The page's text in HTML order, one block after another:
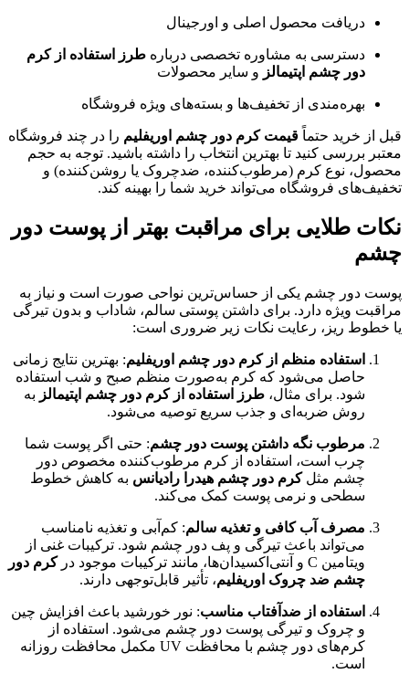
دریافت محصول اصلی و اورجینال
دسترسی به مشاوره تخصصی درباره طرز استفاده از کرم
دور چشم اپتیمالز و سایر محصولات
بهره‌مندی از تخفیف‌ها و بسته‌های ویژه فروشگاه
قبل از خرید حتماً قیمت کرم دور چشم اوریفلیم را در چند فروشگاه
معتبر بررسی کنید تا بهترین انتخاب را داشته باشید. توجه به حجم
محصول، نوع کرم (مرطوب‌کننده، ضدچروک یا روشن‌کننده) و
تخفیف‌های فروشگاه می‌تواند خرید شما را بهینه کند.
نکات طلایی برای مراقبت بهتر از پوست دور
چشم
پوست دور چشم یکی از حساس‌ترین نواحی صورت است و نیاز به
مراقبت ویژه دارد. برای داشتن پوستی سالم، شاداب و بدون تیرگی
یا خطوط ریز، رعایت نکات زیر ضروری است:
استفاده منظم از کرم دور چشم اوریفلیم: بهترین نتایج زمانی
حاصل می‌شود که کرم به‌صورت منظم صبح و شب استفاده
شود. برای مثال، طرز استفاده از کرم دور چشم اپتیمالز به
روش ضربه‌ای و جذب سریع توصیه می‌شود.
مرطوب نگه داشتن پوست دور چشم: حتی اگر پوست شما
چرب است، استفاده از کرم مرطوب‌کننده مخصوص دور
چشم مثلکرم دور چشم هیدرا رادیانس به کاهش خطوط
سطحی و نرمی پوست کمک می‌کند.
مصرف آب کافی و تغذیه سالم: کم‌آبی و تغذیه نامناسب
می‌تواند باعث تیرگی و پف دور چشم شود. ترکیبات غنی از
ویتامین C و آنتی‌اکسیدان‌ها، مانند ترکیبات موجود در
کرم دور
چشم ضد چروک اوریفلیم، تأثیر قابل‌توجهی دارند.
استفاده از ضدآفتاب مناسب: نور خورشید باعث افزایش چین
و چروک و تیرگی پوست دور چشم می‌شود. استفاده از
کرم‌های دور چشم با محافظت UV مکمل محافظت روزانه
است.